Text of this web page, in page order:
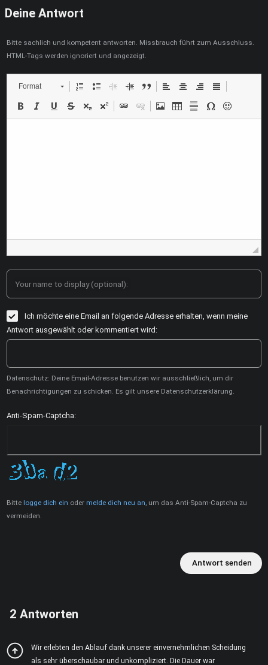
Deine Antwort
Bitte sachlich und kompetent antworten. Missbrauch führt zum Ausschluss.
HTML-Tags werden ignoriert und angezeigt.
Format
Your name to display (optional):
Ich möchte eine Email an folgende Adresse erhalten, wenn meine
Antwort ausgewählt oder kommentiert wird:
Datenschutz: Deine Email-Adresse benutzen wir ausschließlich, um dir
Benachrichtigungen zu schicken. Es gilt unsere Datenschutzerklärung.
Anti-Spam-Captcha:
Bitte logge dich ein oder melde dich neu an , um das Anti-Spam-Captcha zu
vermeiden.
Antwort senden
2 Antworten
Wir erlebten den Ablauf dank unserer einvernehmlichen Scheidung
als sehr überschaubar und unkompliziert. Die Dauer war